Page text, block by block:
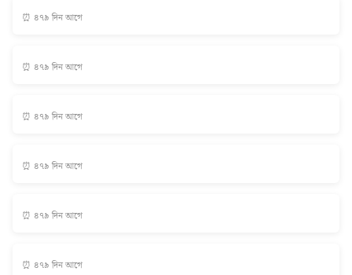
⏰ ৪৭৯ দিন আগে
⏰ ৪৭৯ দিন আগে
⏰ ৪৭৯ দিন আগে
⏰ ৪৭৯ দিন আগে
⏰ ৪৭৯ দিন আগে
⏰ ৪৭৯ দিন আগে